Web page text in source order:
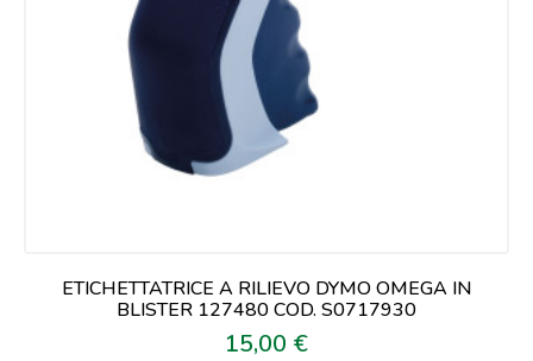
ETICHETTATRICE A RILIEVO DYMO OMEGA IN
BLISTER 127480 COD. S0717930
Prezzo
15,00 €